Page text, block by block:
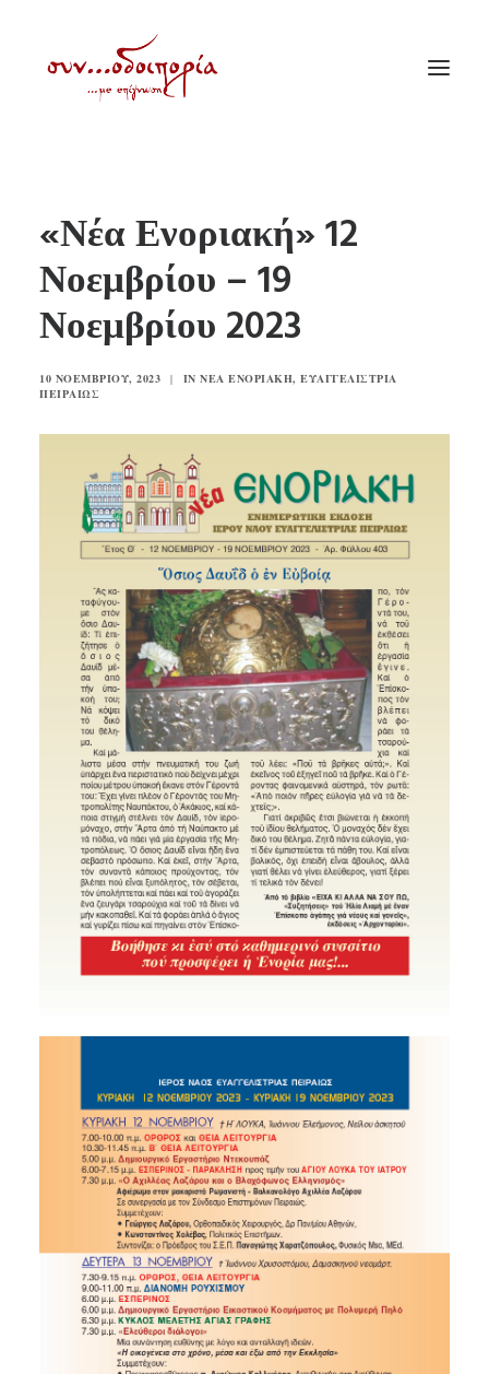
ΘΕΜΑΤΟΛΟΓΙΑ
ΑΝΑΚΟΙΝΩΣΕΙΣ
ΕΝΟΡΙΑ ΕΝ ΔΡΑΣΕΙ
ΕΥΑΓΓΕΛΙΣΤΡΙΑ ΠΕΙΡΑΙΏΣ
VIDEO
ΠΑΛΑΙΑ ΣΥΝΟΔΟΙΠΟΡΙΑ
ΕΠΙΚΟΙΝΩΝΙΑ
SEARCH
«Νέα Ενοριακή» 12
Νοεμβρίου – 19
Νοεμβρίου 2023
10 ΝΟΕΜΒΡΊΟΥ, 2023 | IN ΝΈΑ ΕΝΟΡΙΑΚΉ, ΕΥΑΓΓΕΛΊΣΤΡΙΑ
ΠΕΙΡΑΙΏΣ